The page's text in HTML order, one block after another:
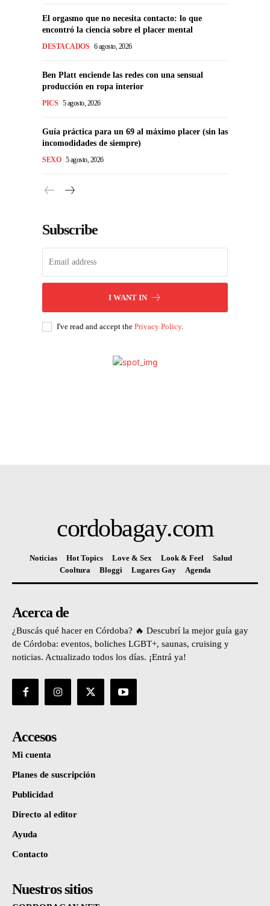
El orgasmo que no necesita contacto: lo que
encontró la ciencia sobre el placer mental
DESTACADOS 6 agosto, 2026
Ben Platt enciende las redes con una sensual
producción en ropa interior
PICS 5 agosto, 2026
Guía práctica para un 69 al máximo placer (sin las
incomodidades de siempre)
SEXO 5 agosto, 2026
Subscribe
I WANT IN
I've read and accept the Privacy Policy.
cordobagay.com
Noticias Hot Topics Love & Sex Look & Feel
Salud
Cooltura
Bloggi Lugares Gay Agenda
Acerca de
¿Buscás qué hacer en Córdoba? 🔥 Descubrí la mejor guía gay
de Córdoba: eventos, boliches LGBT+, saunas, cruising y
noticias. Actualizado todos los días. ¡Entrá ya!
Accesos
Mi cuenta
Planes de suscripción
Publicidad
Directo al editor
Ayuda
Contacto
Nuestros sitios